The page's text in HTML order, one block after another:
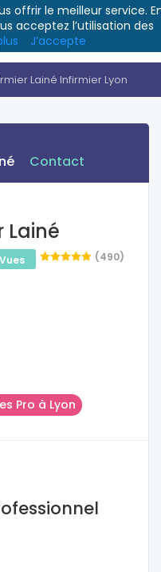
Lainé Infirmier Lyon
Contact
Lainé
(490)
Pro à Lyon
offrir le meilleur service.
acceptez l’utilisation des
J’accepte